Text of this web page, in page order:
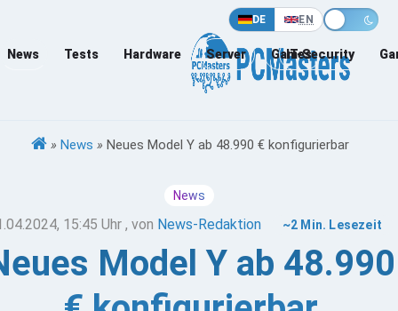
DE EN
News Tests Hardware Server Games
IT-Security
» News » Neues Model Y ab 48.990 € konfigurierbar
News
15:45 Uhr , von News-Redaktion ~2 Min. Lesezeit
Model Y ab 48.990